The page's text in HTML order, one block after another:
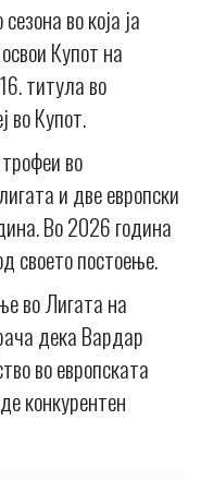
во која ја
Купот на
титула во
во Купот.
во
и две европски
Во 2026 година
своето постоење.
во Лигата на
дека Вардар
во европската
конкурентен